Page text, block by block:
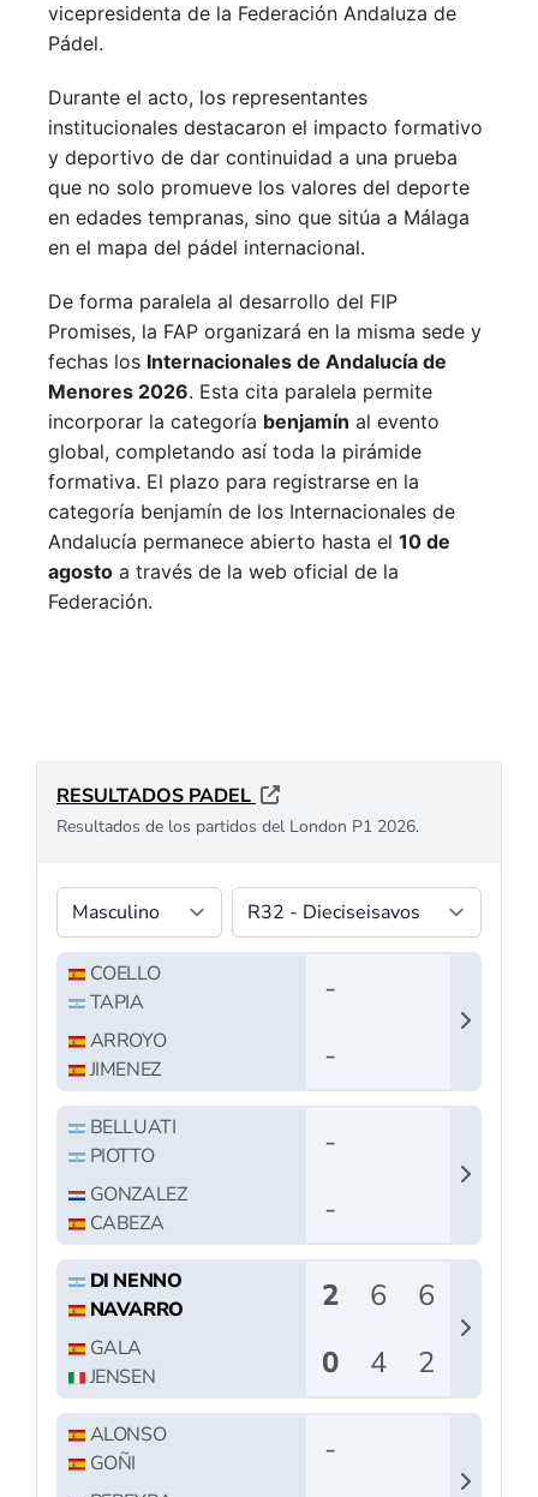
vicepresidenta de la Federación Andaluza de
Pádel.
Durante el acto, los representantes
institucionales destacaron el impacto formativo
y deportivo de dar continuidad a una prueba
que no solo promueve los valores del deporte
en edades tempranas, sino que sitúa a Málaga
en el mapa del pádel internacional.
De forma paralela al desarrollo del FIP
Promises, la FAP organizará en la misma sede y
fechas los Internacionales de Andalucía de
Menores 2026. Esta cita paralela permite
incorporar la categoría benjamín al evento
global, completando así toda la pirámide
formativa. El plazo para registrarse en la
categoría benjamín de los Internacionales de
Andalucía permanece abierto hasta el 10 de
agosto a través de la web oficial de la
Federación.